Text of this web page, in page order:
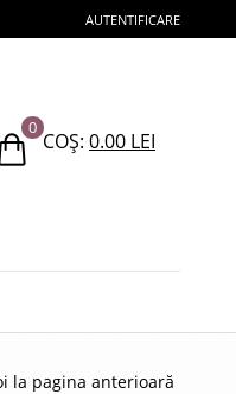
AUTENTIFICARE
0
COȘ: 0.00 LEI
la pagina anterioară